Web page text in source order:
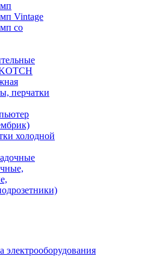
Vintage
со
перчатки
холодной